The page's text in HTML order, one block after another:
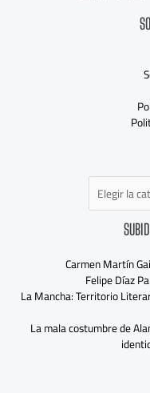
Carmen Martín
Felipe Díaz
La Mancha: Territorio
La mala costumbre de